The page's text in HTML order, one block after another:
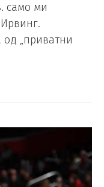
само ми
од „приватни